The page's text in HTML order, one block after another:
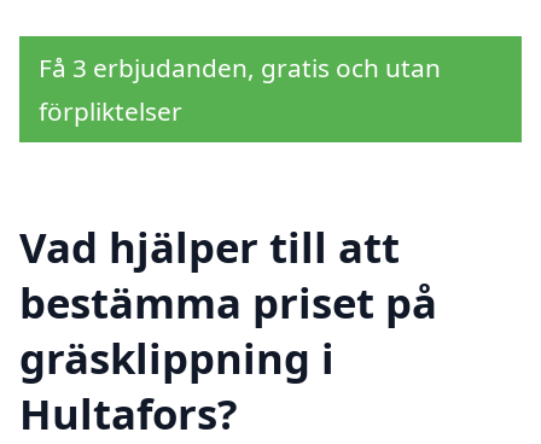
Få 3 erbjudanden, gratis och utan
förpliktelser
Vad hjälper till att
bestämma priset på
gräsklippning i
Hultafors?